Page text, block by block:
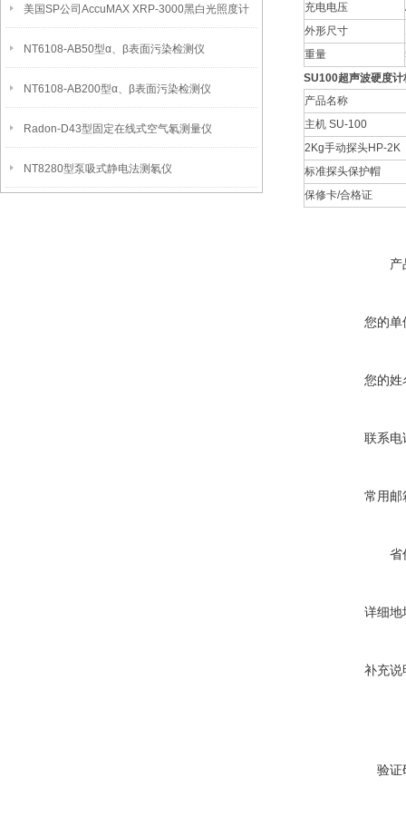
美国SP公司AccuMAX XRP-3000黑白光照度计
NT6108-AB50型α、β表面污染检测仪
NT6108-AB200型α、β表面污染检测仪
Radon-D43型固定在线式空气氡测量仪
NT8280型泵吸式静电法测氡仪
充电电压
外形尺寸
重量
SU100超声波硬度计
产品名称
主机 SU-100
2Kg手动探头HP-2K
标准探头保护帽
保修卡/合格证
产
您的单
您的姓
联系电
常用邮
省
详细地
补充说
验证